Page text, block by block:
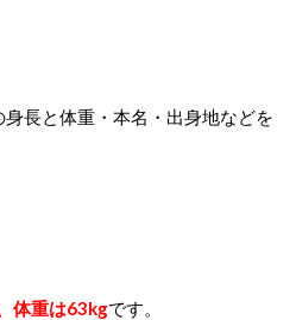
長と体重・本名・出身地などを
体重は63kgです。